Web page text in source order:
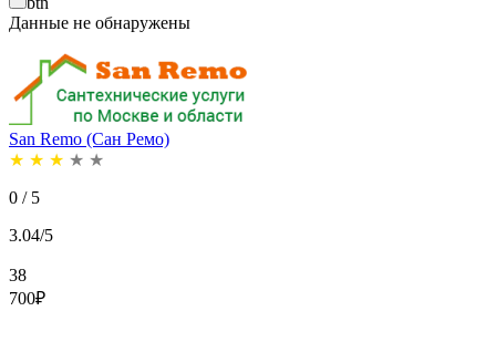
Данные не обнаружены
San Remo (Сан Ремо)
★ ★ ★ ★ ★
0 / 5
3.04/5
38
700₽